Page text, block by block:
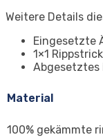
Weitere Details
Eingesetzte
1×1
Abgesetztes
Material
100% gekämmte